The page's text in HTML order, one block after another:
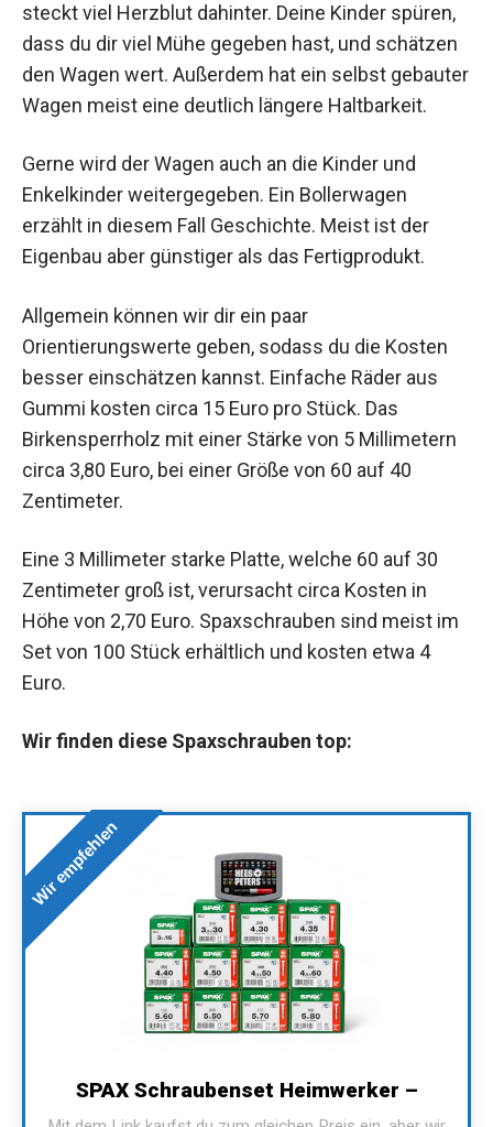
steckt viel Herzblut dahinter. Deine Kinder spüren,
dass du dir viel Mühe gegeben hast, und schätzen
den Wagen wert. Außerdem hat ein selbst gebauter
Wagen meist eine deutlich längere Haltbarkeit.
Gerne wird der Wagen auch an die Kinder und
Enkelkinder weitergegeben. Ein Bollerwagen
erzählt in diesem Fall Geschichte. Meist ist der
Eigenbau aber günstiger als das Fertigprodukt.
Allgemein können wir dir ein paar
Orientierungswerte geben, sodass du die Kosten
besser einschätzen kannst. Einfache Räder aus
Gummi kosten circa 15 Euro pro Stück. Das
Birkensperrholz mit einer Stärke von 5 Millimetern
circa 3,80 Euro, bei einer Größe von 60 auf 40
Zentimeter.
Eine 3 Millimeter starke Platte, welche 60 auf 30
Zentimeter groß ist, verursacht circa Kosten in
Höhe von 2,70 Euro. Spaxschrauben sind meist im
Set von 100 Stück erhältlich und kosten etwa 4
Euro.
Wir finden diese Spaxschrauben top:
Wir empfehlen
SPAX Schraubenset Heimwerker –